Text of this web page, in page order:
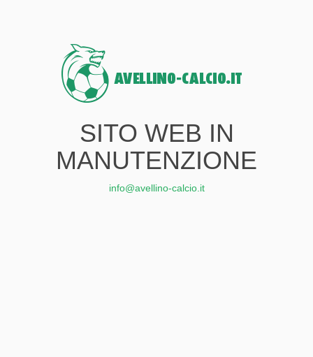
SITO WEB IN
MANUTENZIONE
info@avellino-calcio.it